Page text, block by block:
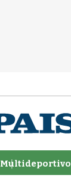
Multideportivo